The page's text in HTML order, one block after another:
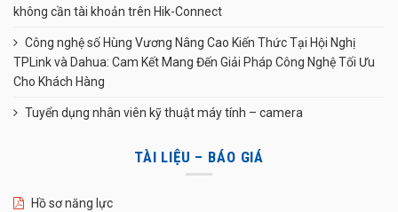
không cần tài khoản trên Hik-Connect
Công nghệ số Hùng Vương Nâng Cao Kiến Thức Tại Hội Nghị
TPLink và Dahua: Cam Kết Mang Đến Giải Pháp Công Nghệ Tối Ưu
Cho Khách Hàng
Tuyển dụng nhân viên kỹ thuật máy tính – camera
TÀI LIỆU – BÁO GIÁ
Hồ sơ năng lực